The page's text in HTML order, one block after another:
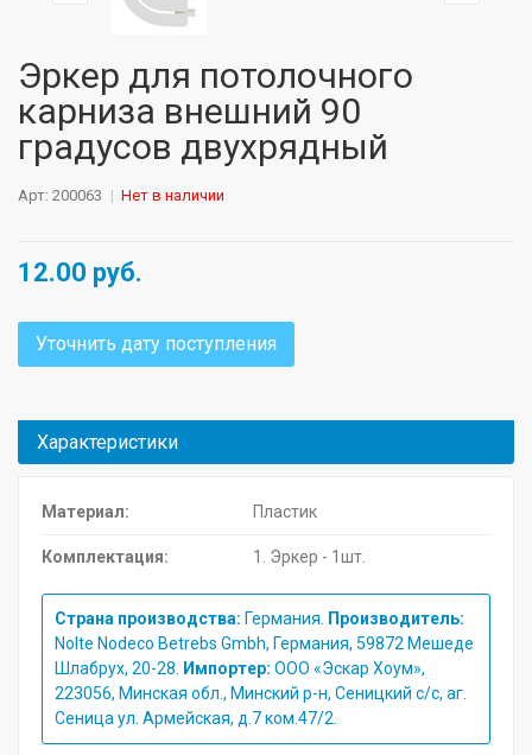
Эркер для потолочного
карниза внешний 90
градусов двухрядный
Арт: 200063 Нет в наличии
12.00 руб.
Уточнить дату поступления
Характеристики
Материал: Пластик
Комплектация: 1. Эркер - 1шт.
Страна производства: Германия.
Производитель:
Nolte Nodeco Betrebs Gmbh, Германия, 59872 Мешеде
Шлабрух, 20-28.
Импортер: ООО «Эскар Хоум»,
223056, Минская обл., Минский р-н, Сеницкий с/с, аг.
Сеница ул. Армейская, д.7 ком.47/2.